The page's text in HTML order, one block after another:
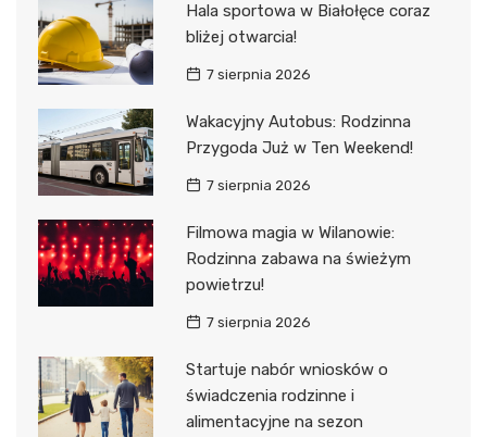
Hala sportowa w Białołęce coraz
bliżej otwarcia!
7 sierpnia 2026
Wakacyjny Autobus: Rodzinna
Przygoda Już w Ten Weekend!
7 sierpnia 2026
Filmowa magia w Wilanowie:
Rodzinna zabawa na świeżym
powietrzu!
7 sierpnia 2026
Startuje nabór wniosków o
świadczenia rodzinne i
alimentacyjne na sezon